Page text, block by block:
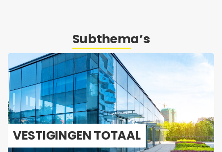
Subthema’s
VES­TI­GIN­GEN TO­TAAL